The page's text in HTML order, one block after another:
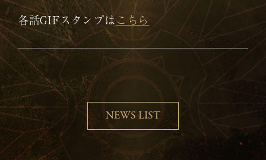
各話GIFスタンプはこちら
NEWS LIST